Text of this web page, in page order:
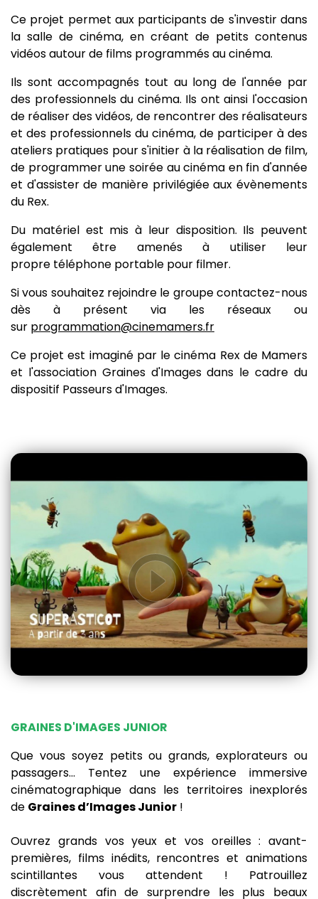
Ce projet permet aux participants de s'investir dans
la salle de cinéma, en créant de petits contenus
vidéos autour de films programmés au cinéma.
Ils sont accompagnés tout au long de l'année par
des professionnels du cinéma. Ils ont ainsi l'occasion
de réaliser des vidéos, de rencontrer des réalisateurs
et des professionnels du cinéma, de participer à des
ateliers pratiques pour s'initier à la réalisation de film,
de programmer une soirée au cinéma en fin d'année
et d'assister de manière privilégiée aux évènements
du Rex.
Du matériel est mis à leur disposition. Ils peuvent
également être amenés à utiliser leur
propre téléphone portable pour filmer.
Si vous souhaitez rejoindre le groupe contactez-nous
dès à présent via les réseaux ou
sur programmation@cinemamers.fr
Ce projet est imaginé par le cinéma Rex de Mamers
et l'association Graines d'Images dans le cadre du
dispositif Passeurs d'Images.
GRAINES D'IMAGES JUNIOR
Que vous soyez petits ou grands, explorateurs ou
passagers... Tentez une expérience immersive
cinématographique dans les territoires inexplorés
de Graines d’Images Junior !
Ouvrez grands vos yeux et vos oreilles : avant-
premières, films inédits, rencontres et animations
scintillantes vous attendent ! Patrouillez
discrètement afin de surprendre les plus beaux